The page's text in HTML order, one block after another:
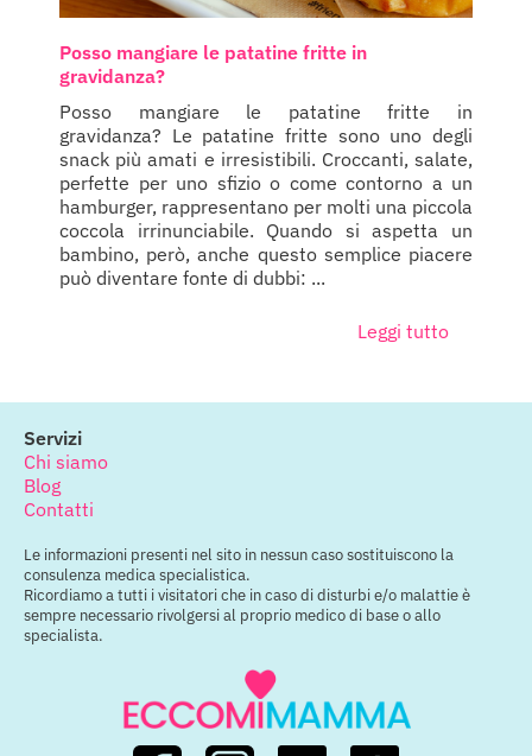
Posso mangiare le patatine fritte in
gravidanza?
Posso mangiare le patatine fritte in
gravidanza? Le patatine fritte sono uno degli
snack più amati e irresistibili. Croccanti, salate,
perfette per uno sfizio o come contorno a un
hamburger, rappresentano per molti una piccola
coccola irrinunciabile. Quando si aspetta un
bambino, però, anche questo semplice piacere
può diventare fonte di dubbi: ...
Leggi tutto
Servizi
Chi siamo
Blog
Contatti
Le informazioni presenti nel sito in nessun caso sostituiscono la
consulenza medica specialistica.
Ricordiamo a tutti i visitatori che in caso di disturbi e/o malattie è
sempre necessario rivolgersi al proprio medico di base o allo
specialista.